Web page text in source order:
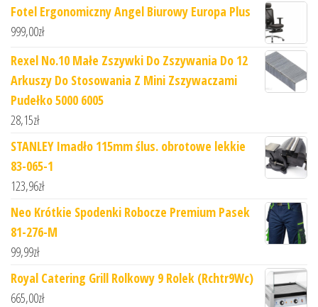
Fotel Ergonomiczny Angel Biurowy Europa Plus
999,00zł
Rexel No.10 Małe Zszywki Do Zszywania Do 12
Arkuszy Do Stosowania Z Mini Zszywaczami
Pudełko 5000 6005
28,15zł
STANLEY Imadło 115mm ślus. obrotowe lekkie
83-065-1
123,96zł
Neo Krótkie Spodenki Robocze Premium Pasek
81-276-M
99,99zł
Royal Catering Grill Rolkowy 9 Rolek (Rchtr9Wc)
665,00zł